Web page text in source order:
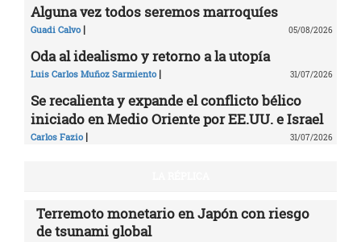
Alguna vez todos seremos marroquíes
Guadi Calvo | 05/08/2026
Oda al idealismo y retorno a la utopía
Luis Carlos Muñoz Sarmiento | 31/07/2026
Se recalienta y expande el conflicto bélico
iniciado en Medio Oriente por EE.UU. e Israel
Carlos Fazio | 31/07/2026
Terremoto monetario en Japón con riesgo
de tsunami global